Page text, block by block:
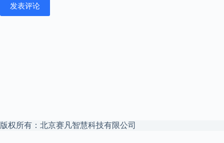
发表评论
版权所有：北京赛凡智慧科技有限公司